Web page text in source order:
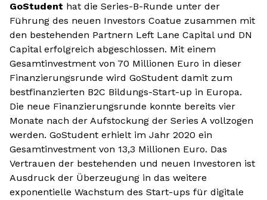
GoStudent hat die Series-B-Runde unter der
Führung des neuen Investors Coatue zusammen mit
den bestehenden Partnern Left Lane Capital und DN
Capital erfolgreich abgeschlossen. Mit einem
Gesamtinvestment von 70 Millionen Euro in dieser
Finanzierungsrunde wird GoStudent damit zum
bestfinanzierten B2C Bildungs-Start-up in Europa.
Die neue Finanzierungsrunde konnte bereits vier
Monate nach der Aufstockung der Series A vollzogen
werden. GoStudent erhielt im Jahr 2020 ein
Gesamtinvestment von 13,3 Millionen Euro. Das
Vertrauen der bestehenden und neuen Investoren ist
Ausdruck der Überzeugung in das weitere
exponentielle Wachstum des Start-ups für digitale